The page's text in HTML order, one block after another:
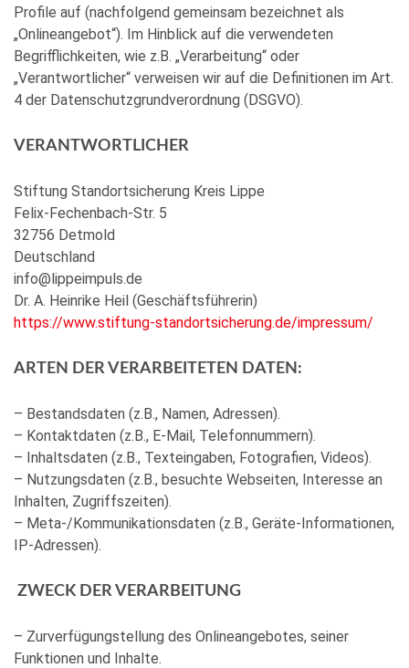
Profile auf (nachfolgend gemeinsam bezeichnet als
„Onlineangebot“). Im Hinblick auf die verwendeten
Begrifflichkeiten, wie z.B. „Verarbeitung“ oder
„Verantwortlicher“ verweisen wir auf die Definitionen im Art.
4 der Datenschutzgrundverordnung (DSGVO).
VERANTWORTLICHER
Stiftung Standortsicherung Kreis Lippe
Felix-Fechenbach-Str. 5
32756 Detmold
Deutschland
info@lippeimpuls.de
Dr. A. Heinrike Heil (Geschäftsführerin)
https://www.stiftung-standortsicherung.de/impressum/
ARTEN DER VERARBEITETEN DATEN:
– Bestandsdaten (z.B., Namen, Adressen).
– Kontaktdaten (z.B., E-Mail, Telefonnummern).
– Inhaltsdaten (z.B., Texteingaben, Fotografien, Videos).
– Nutzungsdaten (z.B., besuchte Webseiten, Interesse an
Inhalten, Zugriffszeiten).
– Meta-/Kommunikationsdaten (z.B., Geräte-Informationen,
IP-Adressen).
ZWECK DER VERARBEITUNG
– Zurverfügungstellung des Onlineangebotes, seiner
Funktionen und Inhalte.